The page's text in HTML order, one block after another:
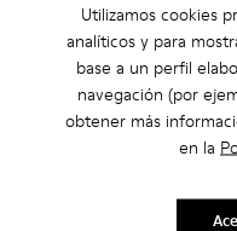
Utilizamos cookies
analíticos y para
base a un perfil
navegación (por
obtener más
en la
2 años de garantía por